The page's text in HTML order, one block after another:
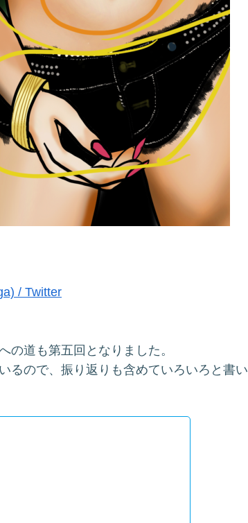
/ Twitter
の道も第五回となりました。
るので、振り返りも含めていろいろと書い